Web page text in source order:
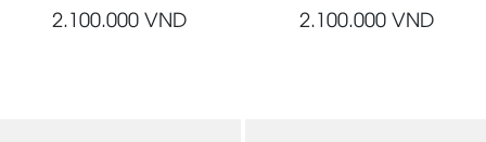
2.100.000 VND
2.100.000 VND